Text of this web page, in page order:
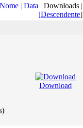
Nome | Data | Downloads |
[Descendente]
Download